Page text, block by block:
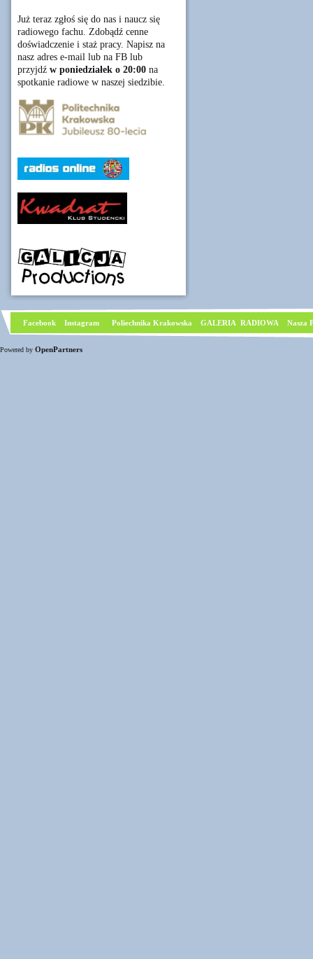
Już teraz zgłoś się do nas i naucz się
radiowego fachu. Zdobądź cenne
doświadczenie i staż pracy. Napisz na
nasz adres e-mail lub na FB lub
przyjdź w poniedziałek o 20:00 na
spotkanie radiowe w naszej siedzibie.
Facebook Instagram Poliechnika Krakowska GALERIA RADIOWA Nasza
Powered by OpenPartners